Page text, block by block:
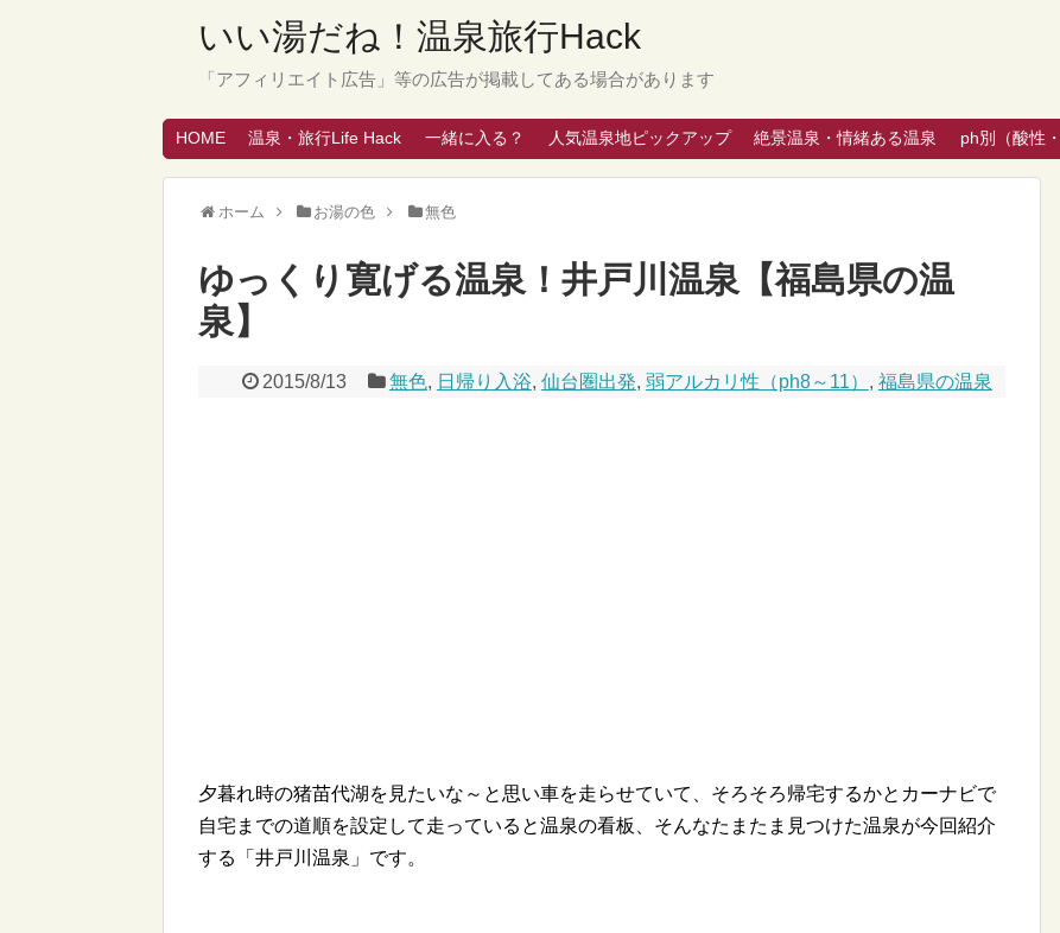
いい湯だね！温泉旅行Hack
「アフィリエイト広告」等の広告が掲載してある場合があります
HOME 温泉・旅行Life Hack 一緒に入る？ 人気温泉地ピックアップ 絶景温泉・情緒ある温泉 ph別（酸性
ホーム お湯の色 無色
ゆっくり寛げる温泉！井戸川温泉【福島県の温
泉】
2015/8/13 無色, 日帰り入浴, 仙台圏出発, 弱アルカリ性（ph8～11） , 福島県の温泉
夕暮れ時の猪苗代湖を見たいな～と思い車を走らせていて、そろそろ帰宅するかとカーナビで
自宅までの道順を設定して走っていると温泉の看板、そんなたまたま見つけた温泉が今回紹介
する「井戸川温泉」です。